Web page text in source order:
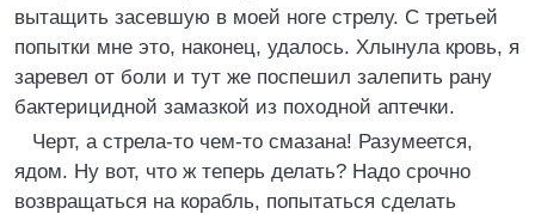
вытащить засевшую в моей ноге стрелу. С третьей
попытки мне это, наконец, удалось. Хлынула кровь, я
заревел от боли и тут же поспешил залепить рану
бактерицидной замазкой из походной аптечки.
Черт, а стрела-то чем-то смазана! Разумеется,
ядом. Ну вот, что ж теперь делать? Надо срочно
возвращаться на корабль, попытаться сделать